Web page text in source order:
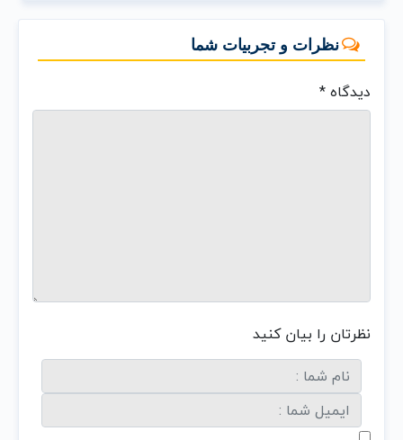
نظرات و تجربیات شما
دیدگاه*
نظرتان را بیان کنید